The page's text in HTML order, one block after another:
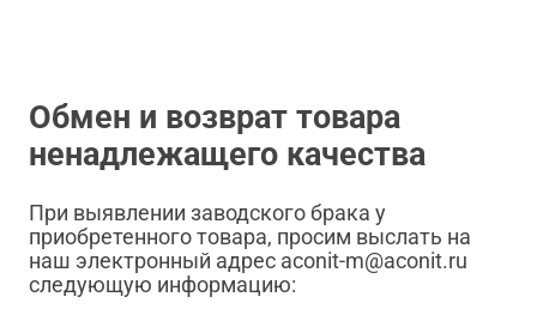
Обмен и возврат товара
ненадлежащего качества
При выявлении заводского брака у
приобретенного товара, просим выслать на
наш электронный адрес aconit-m@aconit.ru
следующую информацию: